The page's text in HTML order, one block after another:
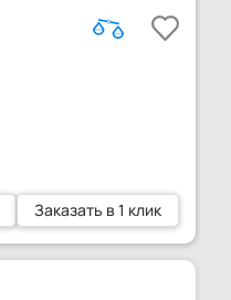
Заказать в 1 клик